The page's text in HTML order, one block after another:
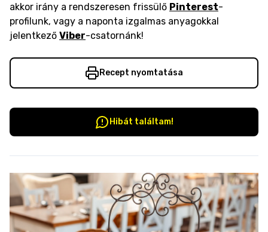
akkor irány a rendszeresen frissülő Pinterest-
profilunk, vagy a naponta izgalmas anyagokkal
jelentkező Viber-csatornánk!
Recept nyomtatása
Hibát találtam!